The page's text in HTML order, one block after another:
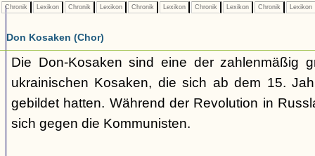
Chronik Lexikon Chronik Lexikon Chronik Lexikon Chronik Lexikon Chronik Lexikon
Don Kosaken (Chor)
Die Don-Kosaken sind eine der zahlenmäßig
ukrainischen Kosaken, die sich ab dem 15.
gebildet hatten. Während der Revolution in
sich gegen die Kommunisten.